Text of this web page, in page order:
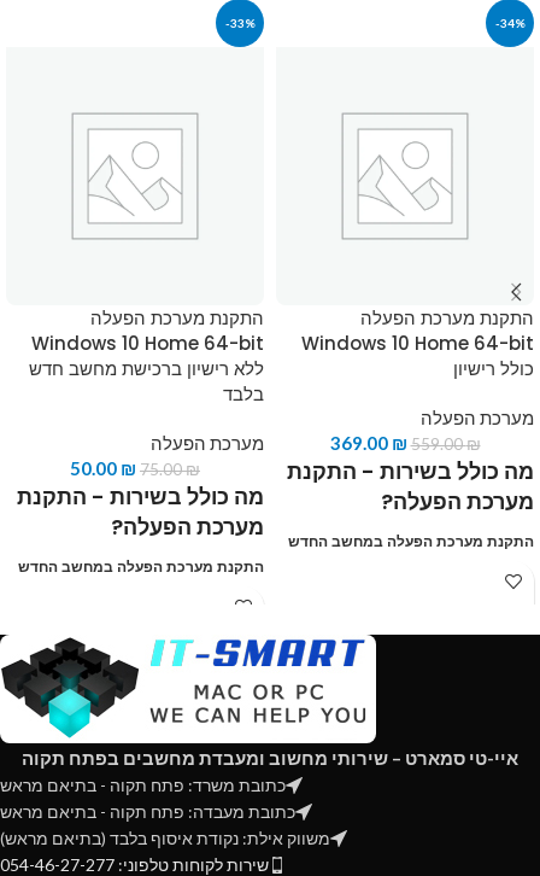
-34%
התקנת מערכת הפעלה
Windows 10 Home 64-bit
כולל רישיון
מערכת הפעלה
559.00₪
369.00 ₪
מה כולל בשירות - התקנת
מערכת הפעלה?
התקנת מערכת הפעלה במחשב החדש
במידה ורכשתם דיסק קשיח וגם כונן
באופן אוטומטי אלא אם כן תציינו
בדיקת והתקנת עדכונים חשובים
למערכת הפעלה
(בדיקה כללית)
-33%
התקנת מערכת הפעלה
Windows 10 Home 64-bit
ללא רישיון ברכישת מחשב חדש
בלבד
מערכת הפעלה
75.00₪
50.00 ₪
מה כולל בשירות - התקנת
מערכת הפעלה?
התקנת מערכת הפעלה במחשב החדש
במידה ורכשתם דיסק קשיח וגם כונן
תותקן על כונן המהיר SSDNVME
באופן אוטומטי אלא אם כן תציינו
משהו אחר בהערות להזמנה.
בדיקת והתקנת עדכונים חשובים
למערכת הפעלה
התקנת דרייברים
בדיקות מאמץ(בדיקה כללית)
איי-טי סמארט – שירותי מחשוב ומעבדת מחשבים בפתח תקוה
כתובת משרד: פתח תקוה - בתיאם מראש
כתובת מעבדה: פתח תקוה - בתיאם מראש
משווק אילת: נקודת איסוף בלבד (בתיאם מראש)
שירות לקוחות טלפוני: 054-46-27-277